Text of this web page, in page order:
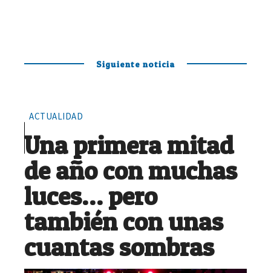
Siguiente noticia
ACTUALIDAD
Una primera mitad
de año con muchas
luces… pero
también con unas
cuantas sombras